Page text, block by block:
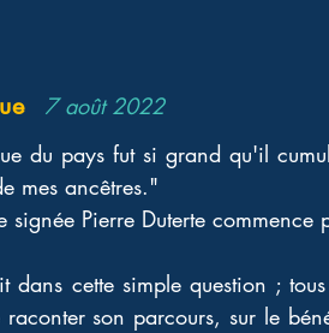
7 août 2022
du pays fut si grand qu'il
mes ancêtres."
signée Pierre Duterte
dans cette simple question ;
son parcours, sur le